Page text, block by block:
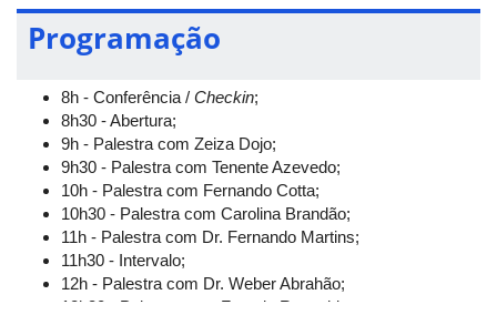
pessoas autistas e com deficiência.
Programação
8h - Conferência / Checkin;
8h30 - Abertura;
9h - Palestra com Zeiza Dojo;
9h30 - Palestra com Tenente Azevedo;
10h - Palestra com Fernando Cotta;
10h30 - Palestra com Carolina Brandão;
11h - Palestra com Dr. Fernando Martins;
11h30 - Intervalo;
12h - Palestra com Dr. Weber Abrahão;
12h30 - Palestra com Francis Revanhier;